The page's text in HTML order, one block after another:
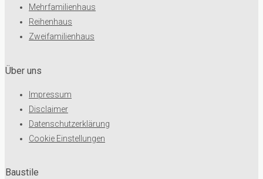
Mehrfamilienhaus
Reihenhaus
Zweifamilienhaus
Baustile
Über uns
Impressum
Disclaimer
Datenschutzerklärung
Cookie Einstellungen